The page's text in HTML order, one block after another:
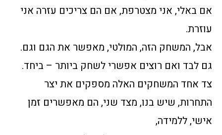
אם באלי, אני מצטרפת, אם הם צריכים עזרה אני
עוזרת.
אבל, המשחק הזה, המולטי, מאפשר את הגם וגם.
גם לבד ואם רוצים אפשרי לשחק ביותר – ביחד.
צד אחד המשחקים האלה מספקים את יצר
התחרות, שיש בנו, מצד שני, הם מאפשרים זמן
אישי, ללמידה,